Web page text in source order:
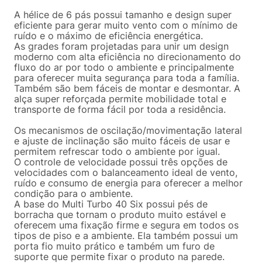
A hélice de 6 pás possui tamanho e design super
eficiente para gerar muito vento com o mínimo de
ruído e o máximo de eficiência energética.
As grades foram projetadas para unir um design
moderno com alta eficiência no direcionamento do
fluxo do ar por todo o ambiente e principalmente
para oferecer muita segurança para toda a família.
Também são bem fáceis de montar e desmontar. A
alça super reforçada permite mobilidade total e
transporte de forma fácil por toda a residência.
Os mecanismos de oscilação/movimentação lateral
e ajuste de inclinação são muito fáceis de usar e
permitem refrescar todo o ambiente por igual.
O controle de velocidade possui três opções de
velocidades com o balanceamento ideal de vento,
ruído e consumo de energia para oferecer a melhor
condição para o ambiente.
A base do Multi Turbo 40 Six possui pés de
borracha que tornam o produto muito estável e
oferecem uma fixação firme e segura em todos os
tipos de piso e a ambiente. Ela também possui um
porta fio muito prático e também um furo de
suporte que permite fixar o produto na parede.